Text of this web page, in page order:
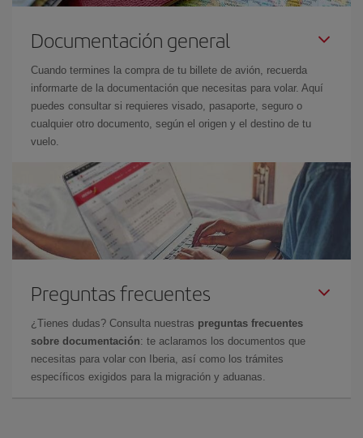
Documentación general
Cuando termines la compra de tu billete de avión, recuerda
informarte de la documentación que necesitas para volar. Aquí
puedes consultar si requieres visado, pasaporte, seguro o
cualquier otro documento, según el origen y el destino de tu
vuelo.
Preguntas frecuentes
¿Tienes dudas? Consulta nuestras preguntas frecuentes
sobre documentación: te aclaramos los documentos que
necesitas para volar con Iberia, así como los trámites
específicos exigidos para la migración y aduanas.